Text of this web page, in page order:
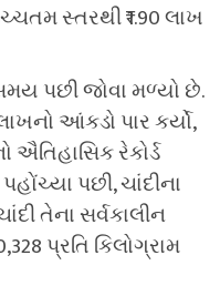
સ્તરથી ₹1.90 લાખ
પછી જોવા મળ્યો છે.
આંકડો પાર કર્યો,
ઐતિહાસિક રેકોર્ડ
પછી, ચાંદીના
તેના સર્વકાલીન
પ્રતિ કિલોગ્રામ